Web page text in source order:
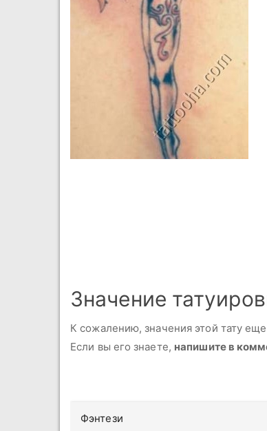
Значение
К сожалению, значения этой тату
Если вы его знаете, напишите в
Фэнтези